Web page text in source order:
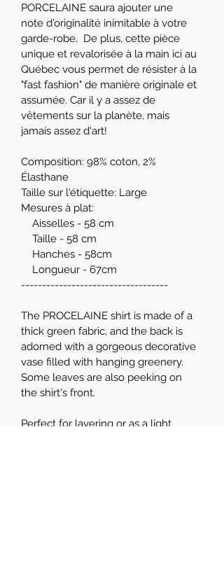
PORCELAINE saura ajouter une
note d'originalité inimitable à votre
garde-robe.  De plus, cette pièce
unique et revalorisée à la main ici au
Québec vous permet de résister à la
"fast fashion" de manière originale et
assumée. Car il y a assez de
vêtements sur la planète, mais
jamais assez d'art!
Composition: 98% coton, 2%
Élasthane
Taille sur l'étiquette: Large
Mesures à plat:
Aisselles - 58 cm
Taille - 58 cm
Hanches - 58cm
Longueur - 67cm
-----------------------------------
The PROCELAINE shirt is made of a
thick green fabric, and the back is
adorned with a gorgeous decorative
vase filled with hanging greenery.
Some leaves are also peeking on
the shirt's front.
Perfect for layering or as a light